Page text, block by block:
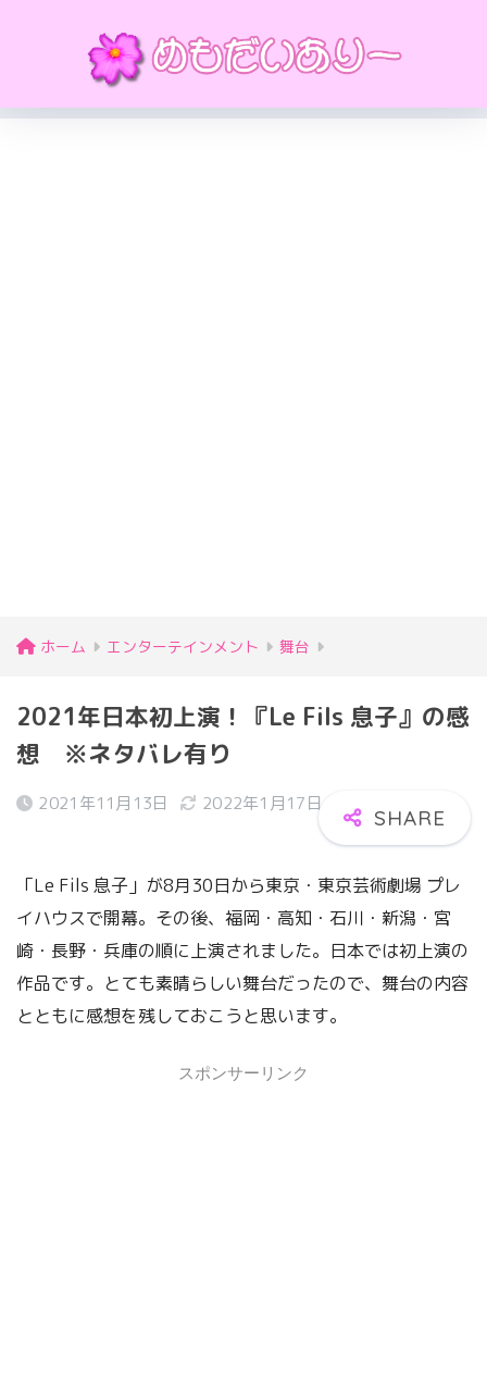
ホーム エンターテインメント 舞台
2021年日本初上演！『Le Fils 息子』の感
想 ※ネタバレ有り
2021年11月13日 2022年1月17日
「Le Fils 息子」が8月30日から東京・東京芸術劇場 プレ
イハウスで開幕。その後、福岡・高知・石川・新潟・宮
崎・長野・兵庫の順に上演されました。日本では初上演の
作品です。とても素晴らしい舞台だったので、舞台の内容
とともに感想を残しておこうと思います。
スポンサーリンク